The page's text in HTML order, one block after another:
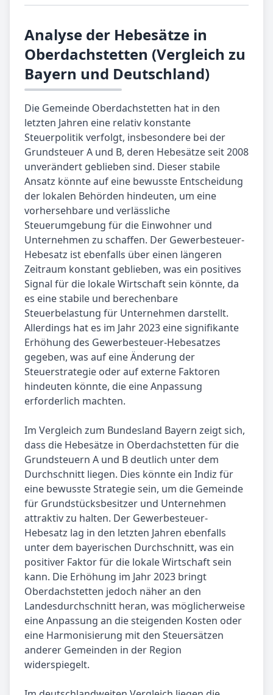
Analyse der Hebesätze in
Oberdachstetten (Vergleich zu
Bayern und Deutschland)
Die Gemeinde Oberdachstetten hat in den
letzten Jahren eine relativ konstante
Steuerpolitik verfolgt, insbesondere bei der
Grundsteuer A und B, deren Hebesätze seit 2008
unverändert geblieben sind. Dieser stabile
Ansatz könnte auf eine bewusste Entscheidung
der lokalen Behörden hindeuten, um eine
vorhersehbare und verlässliche
Steuerumgebung für die Einwohner und
Unternehmen zu schaffen. Der Gewerbesteuer-
Hebesatz ist ebenfalls über einen längeren
Zeitraum konstant geblieben, was ein positives
Signal für die lokale Wirtschaft sein könnte, da
es eine stabile und berechenbare
Steuerbelastung für Unternehmen darstellt.
Allerdings hat es im Jahr 2023 eine signifikante
Erhöhung des Gewerbesteuer-Hebesatzes
gegeben, was auf eine Änderung der
Steuerstrategie oder auf externe Faktoren
hindeuten könnte, die eine Anpassung
erforderlich machten.
Im Vergleich zum Bundesland Bayern zeigt sich,
dass die Hebesätze in Oberdachstetten für die
Grundsteuern A und B deutlich unter dem
Durchschnitt liegen. Dies könnte ein Indiz für
eine bewusste Strategie sein, um die Gemeinde
für Grundstücksbesitzer und Unternehmen
attraktiv zu halten. Der Gewerbesteuer-
Hebesatz lag in den letzten Jahren ebenfalls
unter dem bayerischen Durchschnitt, was ein
positiver Faktor für die lokale Wirtschaft sein
kann. Die Erhöhung im Jahr 2023 bringt
Oberdachstetten jedoch näher an den
Landesdurchschnitt heran, was möglicherweise
eine Anpassung an die steigenden Kosten oder
eine Harmonisierung mit den Steuersätzen
anderer Gemeinden in der Region
widerspiegelt.